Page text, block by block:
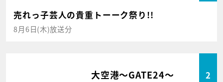
売れっ子芸人の貴重トーーク祭り!!
8月6日(木)放送分
大空港～GATE24～ 2